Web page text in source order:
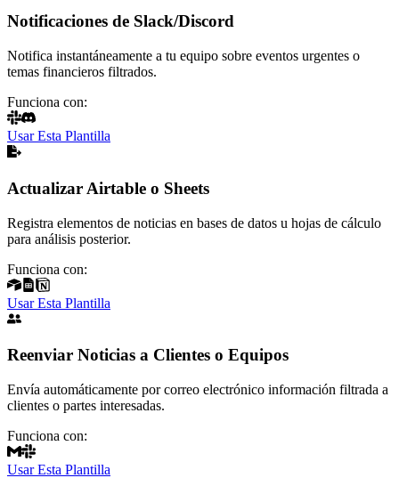
Notificaciones de Slack/Discord
Notifica instantáneamente a tu equipo sobre eventos urgentes o
temas financieros filtrados.
Funciona con:
Usar Esta Plantilla
Actualizar Airtable o Sheets
Registra elementos de noticias en bases de datos u hojas de cálculo
para análisis posterior.
Funciona con:
Usar Esta Plantilla
Reenviar Noticias a Clientes o Equipos
Envía automáticamente por correo electrónico información filtrada a
clientes o partes interesadas.
Funciona con:
Usar Esta Plantilla